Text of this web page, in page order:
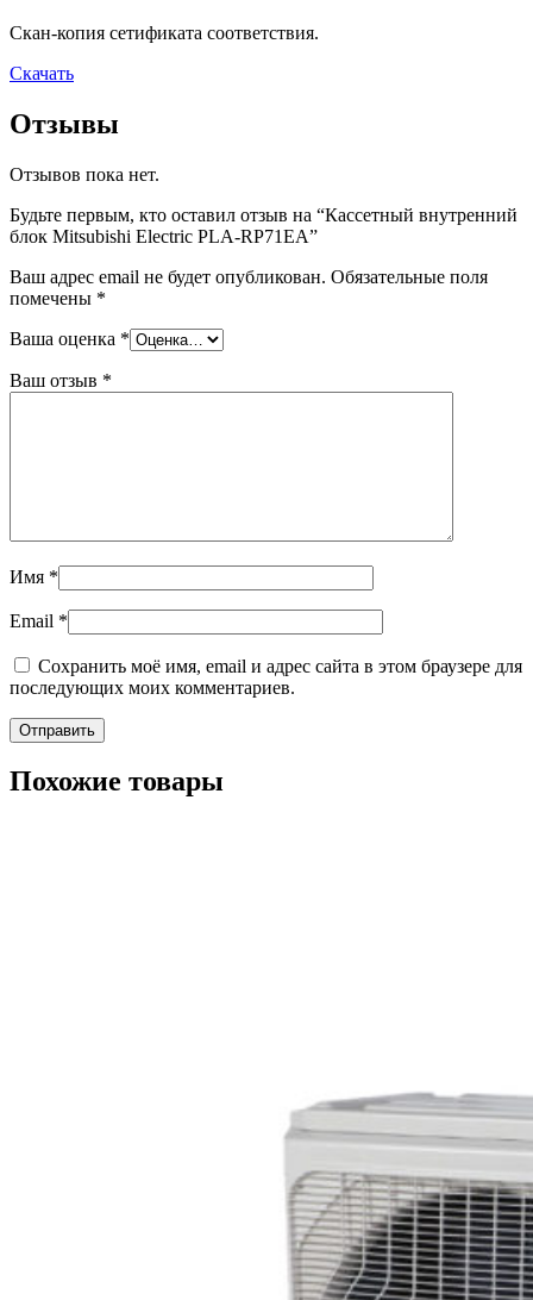
Скан-копия сетификата соответствия.
Скачать
Отзывы
Отзывов пока нет.
Будьте первым, кто оставил отзыв на “Кассетный внутренний
блок Mitsubishi Electric PLA-RP71EA”
Ваш адрес email не будет опубликован. Обязательные поля
помечены *
Ваша оценка *
Ваш отзыв *
Имя *
Email *
Сохранить моё имя, email и адрес сайта в этом браузере для
последующих моих комментариев.
Похожие товары